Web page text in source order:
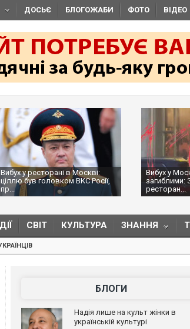
ДОСЬЄ БЛОГОЖАБИ ФОТО ВІДЕО
Вибух у ресторані в Москві:
ціллю був головком ВКС Росії,
пр...
Вибух у
загиблими:
ресторан...
СВІТ КУЛЬТУРА ЗНАННЯ
БЛОГИ
Надія лише на культ жінки в
українській культурі